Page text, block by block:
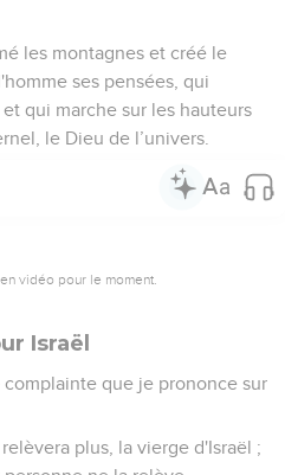
les montagnes et créé le
ses pensées, qui
qui marche sur les hauteurs
le Dieu de l’univers.
vidéo pour le moment.
Israël
que je prononce sur
plus, la vierge d'Israël ;